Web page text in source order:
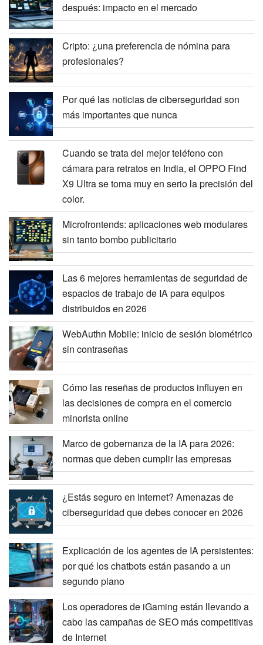
después: impacto en el mercado
Cripto: ¿una preferencia de nómina para
profesionales?
Por qué las noticias de ciberseguridad son
más importantes que nunca
Cuando se trata del mejor teléfono con
cámara para retratos en India, el OPPO Find
X9 Ultra se toma muy en serio la precisión del
color.
Microfrontends: aplicaciones web modulares
sin tanto bombo publicitario
Las 6 mejores herramientas de seguridad de
espacios de trabajo de IA para equipos
distribuidos en 2026
WebAuthn Mobile: inicio de sesión biométrico
sin contraseñas
Cómo las reseñas de productos influyen en
las decisiones de compra en el comercio
minorista online
Marco de gobernanza de la IA para 2026:
normas que deben cumplir las empresas
¿Estás seguro en Internet? Amenazas de
ciberseguridad que debes conocer en 2026
Explicación de los agentes de IA persistentes:
por qué los chatbots están pasando a un
segundo plano
Los operadores de iGaming están llevando a
cabo las campañas de SEO más competitivas
de Internet